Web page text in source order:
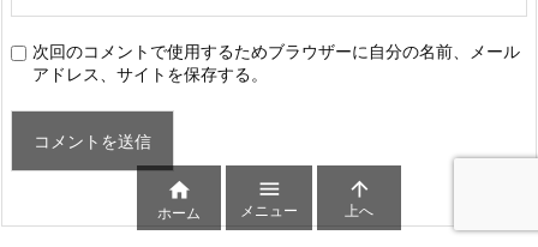
次回のコメントで使用するためブラウザーに自分の名前、メール
アドレス、サイトを保存する。

ホーム

メニュー

上へ